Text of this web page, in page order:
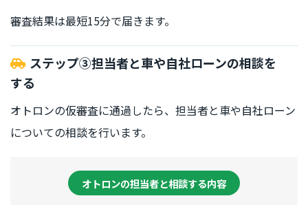
審査結果は最短15分で届きます。
ステップ③担当者と車や自社ローンの相談を
する
オトロンの仮審査に通過したら、担当者と車や自社ローン
についての相談を行います。
オトロンの担当者と相談する内容